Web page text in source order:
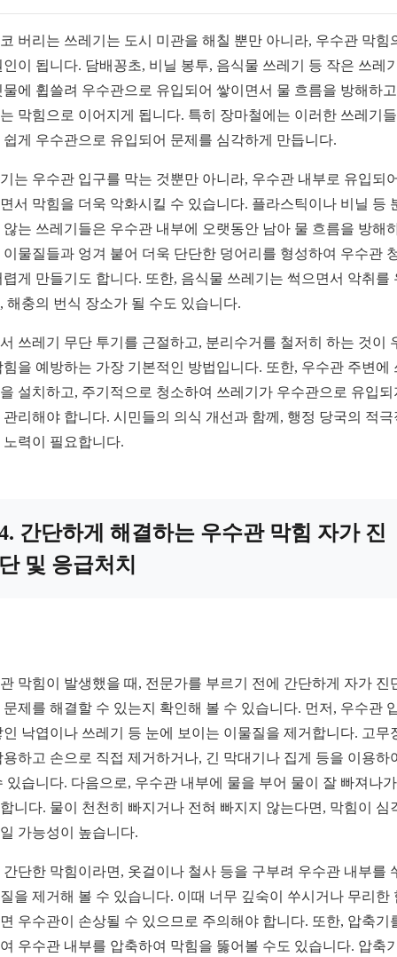
버리는 쓰레기는 도시 미관을 해칠 뿐만 아니라, 우수관 막힘
인이 됩니다. 담배꽁초, 비닐 봉투, 음식물 쓰레기 등 작은 쓰레
물에 휩쓸려 우수관으로 유입되어 쌓이면서 물 흐름을 방해하
막힘으로 이어지게 됩니다. 특히 장마철에는 이러한 쓰레기
쉽게 우수관으로 유입되어 문제를 심각하게 만듭니다.
는 우수관 입구를 막는 것뿐만 아니라, 우수관 내부로 유입되
서 막힘을 더욱 악화시킬 수 있습니다. 플라스틱이나 비닐 등
않는 쓰레기들은 우수관 내부에 오랫동안 남아 물 흐름을 방해
이물질들과 엉겨 붙어 더욱 단단한 덩어리를 형성하여 우수관
렵게 만들기도 합니다. 또한, 음식물 쓰레기는 썩으면서 악취를
해충의 번식 장소가 될 수도 있습니다.
쓰레기 무단 투기를 근절하고, 분리수거를 철저히 하는 것이
힘을 예방하는 가장 기본적인 방법입니다. 또한, 우수관 주변에
설치하고, 주기적으로 청소하여 쓰레기가 우수관으로 유입되
관리해야 합니다. 시민들의 의식 개선과 함께, 행정 당국의 적극
노력이 필요합니다.
간단하게 해결하는 우수관 막힘 자가 진
및 응급처치
막힘이 발생했을 때, 전문가를 부르기 전에 간단하게 자가 진
문제를 해결할 수 있는지 확인해 볼 수 있습니다. 먼저, 우수관
인 낙엽이나 쓰레기 등 눈에 보이는 이물질을 제거합니다. 고무
용하고 손으로 직접 제거하거나, 긴 막대기나 집게 등을 이용하
있습니다. 다음으로, 우수관 내부에 물을 부어 물이 잘 빠져나
니다. 물이 천천히 빠지거나 전혀 빠지지 않는다면, 막힘이 심
가능성이 높습니다.
간단한 막힘이라면, 옷걸이나 철사 등을 구부려 우수관 내부를
을 제거해 볼 수 있습니다. 이때 너무 깊숙이 쑤시거나 무리한
우수관이 손상될 수 있으므로 주의해야 합니다. 또한, 압축기
우수관 내부를 압축하여 막힘을 뚫어볼 수도 있습니다. 압축